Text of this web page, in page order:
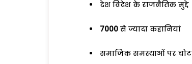
देश विदेश के राजनैतिक मुद्दे
7000 से ज्यादा कहानियां
समाजिक समस्याओं पर